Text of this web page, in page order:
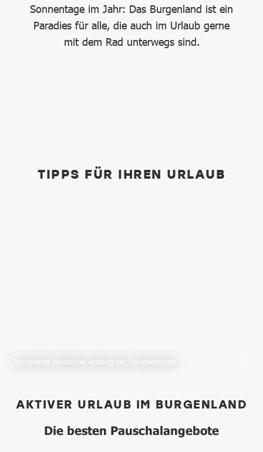
Sonnentage im Jahr: Das Burgenland ist ein
Paradies für alle, die auch im Urlaub gerne
mit dem Rad unterwegs sind.
TIPPS FÜR IHREN URLAUB
Traumhafte Weitblicke entlang der Paradiesroute
AKTIVER URLAUB IM BURGENLAND
Die besten Pauschalangebote